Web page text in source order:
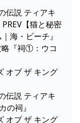
伝説 ティアキ
【猫と秘密
海・ビーチ』
略『祠①：ウコ
伝説 ティアキ
の祠』